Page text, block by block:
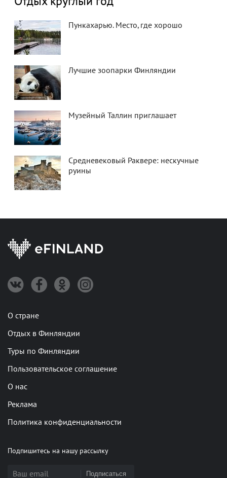
Пункахарью. Место, где хорошо
Лучшие зоопарки Финляндии
Музейный Таллин приглашает
Средневековый Раквере: нескучные
руины
О стране
Отдых в Финляндии
Туры по Финляндии
Пользовательское соглашение
О нас
Реклама
Политика конфиденциальности
Подпишитесь на нашу рассылку
Подписаться